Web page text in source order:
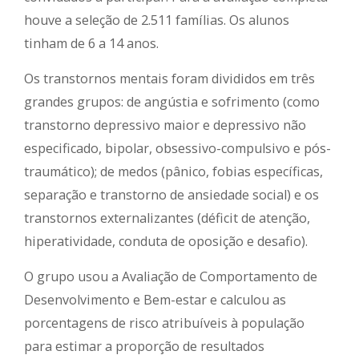
houve a seleção de 2.511 famílias. Os alunos
tinham de 6 a 14 anos.
Os transtornos mentais foram divididos em três
grandes grupos: de angústia e sofrimento (como
transtorno depressivo maior e depressivo não
especificado, bipolar, obsessivo-compulsivo e pós-
traumático); de medos (pânico, fobias específicas,
separação e transtorno de ansiedade social) e os
transtornos externalizantes (déficit de atenção,
hiperatividade, conduta de oposição e desafio).
O grupo usou a Avaliação de Comportamento de
Desenvolvimento e Bem-estar e calculou as
porcentagens de risco atribuíveis à população
para estimar a proporção de resultados